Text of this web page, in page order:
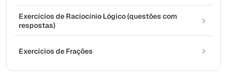
Exercícios de Raciocínio Lógico (questões com
respostas)
Exercícios de Frações